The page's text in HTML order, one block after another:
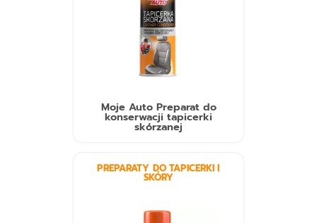
Moje Auto Preparat do
konserwacji tapicerki
skórzanej
PREPARATY DO TAPICERKI I
SKÓRY